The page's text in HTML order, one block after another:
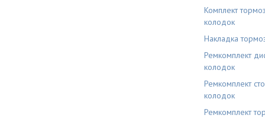
Комплект
колодок
Накладка
Ремкомплект
колодок
Ремкомплект
колодок
Ремкомплект